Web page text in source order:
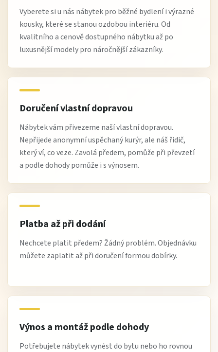
Vyberete si u nás nábytek pro běžné bydlení i výrazné
kousky, které se stanou ozdobou interiéru. Od
kvalitního a cenově dostupného nábytku až po
luxusnější modely pro náročnější zákazníky.
Doručení vlastní dopravou
Nábytek vám přivezeme naší vlastní dopravou.
Nepřijede anonymní uspěchaný kurýr, ale náš řidič,
který ví, co veze. Zavolá předem, pomůže při převzetí
a podle dohody pomůže i s výnosem.
Platba až při dodání
Nechcete platit předem? Žádný problém. Objednávku
můžete zaplatit až při doručení formou dobírky.
Výnos a montáž podle dohody
Potřebujete nábytek vynést do bytu nebo ho rovnou